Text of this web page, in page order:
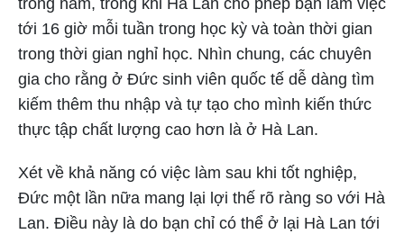
trong năm, trong khi Hà Lan cho phép bạn làm việc
tới 16 giờ mỗi tuần trong học kỳ và toàn thời gian
trong thời gian nghỉ học. Nhìn chung, các chuyên
gia cho rằng ở Đức sinh viên quốc tế dễ dàng tìm
kiếm thêm thu nhập và tự tạo cho mình kiến thức
thực tập chất lượng cao hơn là ở Hà Lan.
Xét về khả năng có việc làm sau khi tốt nghiệp,
Đức một lần nữa mang lại lợi thế rõ ràng so với Hà
Lan. Điều này là do bạn chỉ có thể ở lại Hà Lan tới